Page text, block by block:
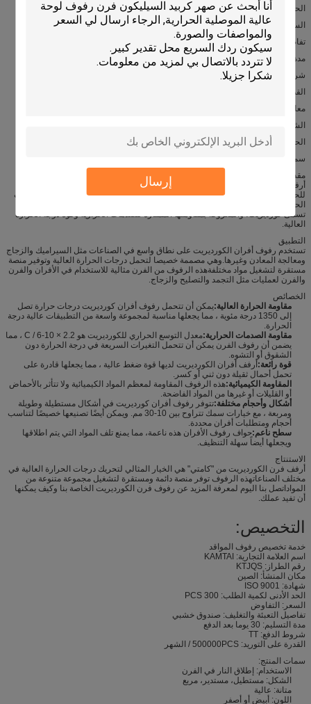
إرسال
الحد الأدنى لكمية الطلب: 300 PCS
السعر: التفاوض
تفاصيل التعبئة والتغليف: صندوق خشبي
مدة التسليم: 30 يوما بعد الدفع
شروط الدفع: TT
القدرة على التوريد: 500000PCS / الشهر
معامل التوسع الحراري: 2.2×10-6/°C
الشكل: مستطيل، مستدير، مربع
الحافة: ناعمة
سمك: 10-30 ملم
مقدمة
أرفف أفران الكورديريت ، والمعروفة أيضًا باسم أرفف أفران الكورديريت المقاومة
للحرارة أو أرفف أفران الكورديريت المتعددة ، هي مكونات أساسية للتشغيل في درجات
الحرارة العالية في مختلف الصناعات.هذه الرفوف مصنوعة من مواد سيراميكية خاصة
تسمى كورديريت، والمعروفة بمقاومتها الممتازة للصدمات الحرارية وقوة درجة الحرارة
العالية.
التطبيق
تستخدم رفوف أفران الكورديريت على نطاق واسع في الصناعات مثل السيراميك والزجاج
ومعالجة المعادن وغيرها.وهي مصممة خصيصا لتحمل درجات الحرارة العالية وتوفير منصة
مستقرة لتشغيل مواد مختلفةهذه الرفوف من الفرن مثالية للاستخدام في الأفران والفرن
والفرن لعمليات مثل التجمد والتصليح والزجاج.
الخصائص
مقاومة الحرارة العالية:يمكن أن تتحمل رفوف أفران كورديريت درجات حرارة تصل
إلى 1350 درجة مئوية ، مما يجعلها مناسبة لمجموعة واسعة من التطبيقات عالية درجة
الحرارة.
مقاومة الصدمات الحرارية:
معدل التوسع الحراري للكورديريت هو 2.2 × 10-6 / C ، مما
يضمن أن رفوف الفرن يمكن أن تتحمل التغيرات السريعة في درجة الحرارة دون
الشقوق أو التشوه.
قوة رائعة: أرفف أفران الكورديريت لديها قوة ضغط عالية ، مما يجعلها قادرة على
تحمل أحمال ثقيلة دون ثني أو كسر.
المقاومة الكيميائية:هذه الرفوف المقاومة لمعظم المواد الكيميائية ولا تتأثر بالأحماض
أو القليلات أو غيرها من المواد الفاضحة.
أشكال وأحجام مختلفة:تتوفر رفوف أفران كورديريت في أشكال مستطيلة وطويلة
ومربعة ، مع خيارات سمك تتراوح بين 10-30 مم. ويمكن أيضًا تصنيعها خصيصًا لتناسب
أحجام ومتطلبات أفران محددة.
سطح ناعم:حواف رفوف الأفران هذه ناعمة، مما يمنع تلف المواد التي يتم اطلاقها
ويجعلها أيضاً سهلة التنظيف.
الاستنتاج
أرفف فرن الكورديريت من "كامتي" هي الخيار المثالي لتحريك درجات الحرارة العالية في
مختلف الصناعاتهذه الرفوف توفر منصة دائمة ومستقرة لتشغيل مجموعة متنوعة من
المواداتصل بنا اليوم لمعرفة المزيد عن رفوف فرن الكورديريت الخاصة بنا وكيف يمكنها
أن تفيد عملك.
التخصيص:
خدمة تخصيص رفوف المواقد
اسم العلامة التجارية: KAMTAI
رقم الطراز: KTJQS
مكان المنشأ: الصين
شهادة: ISO 9001
الحد الأدنى لكمية الطلب: 300 PCS
السعر: التفاوض
تفاصيل التعبئة والتغليف: صندوق خشبي
مدة التسليم: 30 يوما بعد الدفع
شروط الدفع: TT
القدرة على التوريد: 500000PCS / الشهر
سمات المنتج:
الاستخدام: إطلاق النار في الفرن
الشكل: مستطيل، مستدير، مربع
متانة: عالية
اللون: أبيض أو أصفر